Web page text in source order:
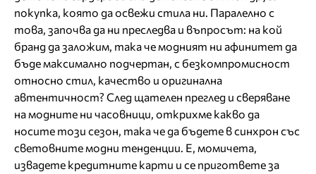
покупка, която да освежи стила ни. Паралелно с
това, започва да ни преследва и въпросът: на кой
бранд да заложим, така че модният ни афинитет да
бъде максимално подчертан, с безкомпромисност
относно стил, качество и оригинална
автентичност? След щателен преглед и сверяване
на модните ни часовници, открихме какво да
носите този сезон, така че да бъдете в синхрон със
световните модни тенденции. Е, момичета,
извадете кредитните карти и се пригответе за